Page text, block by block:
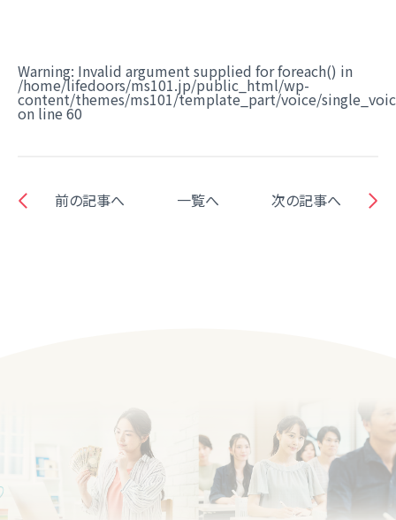
Warning: Invalid argument supplied for foreach() in
/home/lifedoors/ms101.jp/public_html/wp-
content/themes/ms101/template_part/voice/
on line 60
前の記事へ 一覧へ 次の記事へ